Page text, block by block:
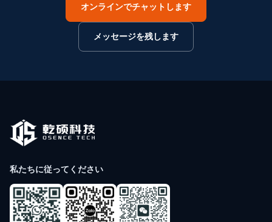
オンラインでチャットします
メッセージを残します
私たちに従ってください